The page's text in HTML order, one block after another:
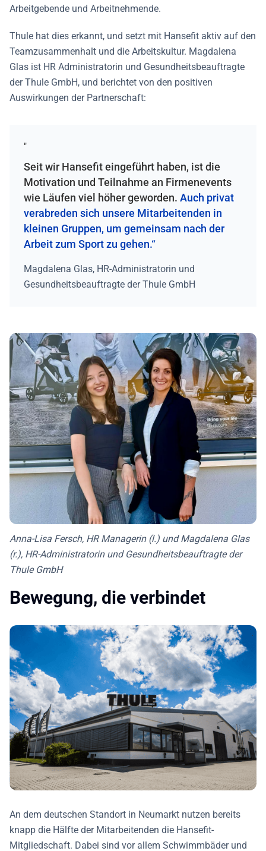
Arbeitgebende und Arbeitnehmende.
Thule hat dies erkannt, und setzt mit Hansefit aktiv auf den
Teamzusammenhalt und die Arbeitskultur. Magdalena
Glas ist HR Administratorin und Gesundheitsbeauftragte
der Thule GmbH, und berichtet von den positiven
Auswirkungen der Partnerschaft:
"
Seit wir Hansefit eingeführt haben, ist die
Motivation und Teilnahme an Firmenevents
wie Läufen viel höher geworden. Auch privat
verabreden sich unsere Mitarbeitenden in
kleinen Gruppen, um gemeinsam nach der
Arbeit zum Sport zu gehen.“
Magdalena Glas, HR-Administratorin und
Gesundheitsbeauftragte der Thule GmbH
Anna-Lisa Fersch, HR Managerin (l.) und Magdalena Glas
(r.), HR-Administratorin und Gesundheitsbeauftragte der
Thule GmbH
Bewegung, die verbindet
An dem deutschen Standort in Neumarkt nutzen bereits
knapp die Hälfte der Mitarbeitenden die Hansefit-
Mitgliedschaft. Dabei sind vor allem Schwimmbäder und